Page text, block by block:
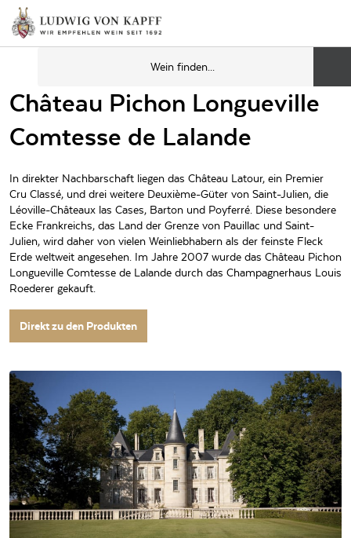
Château Pichon Longueville
Comtesse de Lalande
In direkter Nachbarschaft liegen das Château Latour, ein Premier
Cru Classé, und drei weitere Deuxième-Güter von Saint-Julien, die
Léoville-Châteaux las Cases, Barton und Poyferré. Diese besondere
Ecke Frankreichs, das Land der Grenze von Pauillac und Saint-
Julien, wird daher von vielen Weinliebhabern als der feinste Fleck
Erde weltweit angesehen. Im Jahre 2007 wurde das Château Pichon
Longueville Comtesse de Lalande durch das Champagnerhaus Louis
Roederer gekauft.
Direkt zu den Produkten